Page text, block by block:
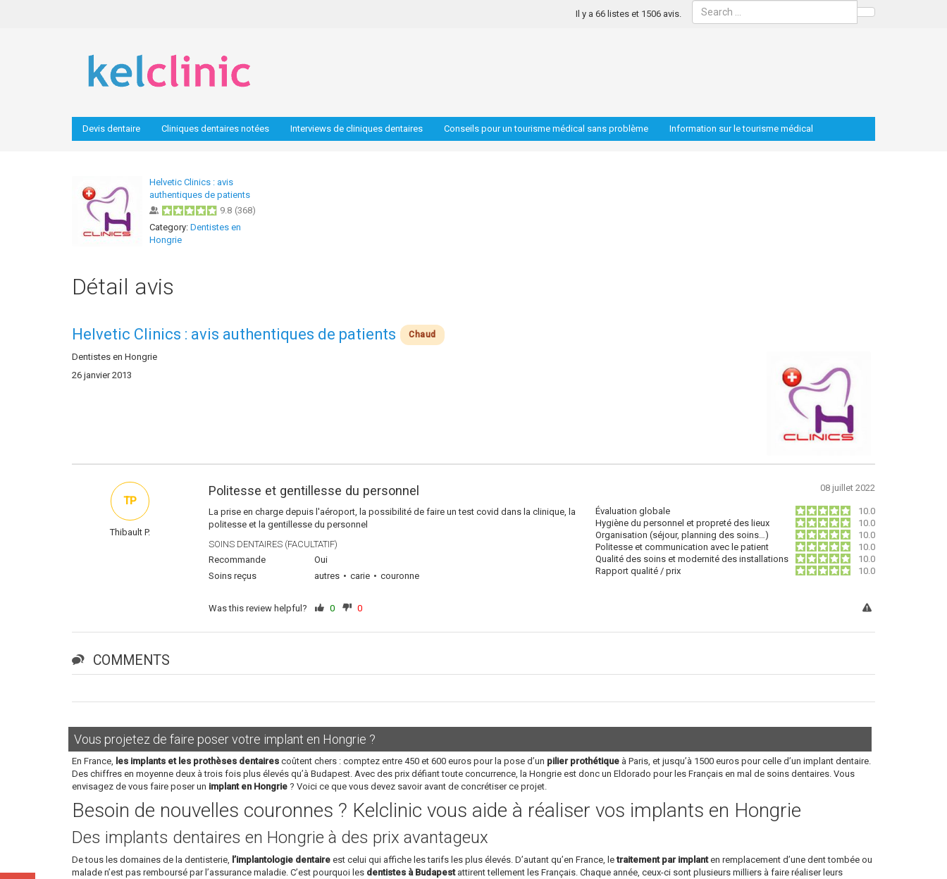
Search
Il y a 66 listes et 1506 avis.
Devis dentaire Cliniques dentaires notées Interviews de cliniques dentaires Conseils pour un tourisme médical sans problème Information sur le tourisme médical
Helvetic Clinics : avis
authentiques de patients
9.8 (368)
Category: Dentistes en
Hongrie
Détail avis
Helvetic Clinics : avis authentiques de patients Chaud
Dentistes en Hongrie
26 janvier 2013
Politesse et gentillesse du personnel 08 juillet 2022
Évaluation globale
10.0
Hygiène du personnel et propreté des lieux
10.0
Organisation (séjour, planning des soins…)
10.0
Politesse et communication avec le patient
10.0
Qualité des soins et modernité des installations
10.0
Rapport qualité / prix
10.0
La prise en charge depuis l'aéroport, la possibilité de faire un test covid dans la clinique, la
politesse et la gentillesse du personnel
SOINS DENTAIRES (FACULTATIF)
Recommande
Oui
Soins reçus
autres carie couronne
TP
Thibault P.
Was this review helpful? 0 0
COMMENTS
Vous projetez de faire poser votre implant en Hongrie ?
En France, les implants et les prothèses dentaires coûtent chers : comptez entre 450 et 600 euros pour la pose d’un pilier prothétique à Paris, et jusqu’à 1500 euros pour celle d’un implant dentaire.
Des chiffres en moyenne deux à trois fois plus élevés qu’à Budapest. Avec des prix défiant toute concurrence, la Hongrie est donc un Eldorado pour les Français en mal de soins dentaires. Vous
envisagez de vous faire poser un implant en Hongrie ? Voici ce que vous devez savoir avant de concrétiser ce projet.
Besoin de nouvelles couronnes ? Kelclinic vous aide à réaliser vos implants en Hongrie
Des implants dentaires en Hongrie à des prix avantageux
De tous les domaines de la dentisterie, l’implantologie dentaire est celui qui affiche les tarifs les plus élevés. D’autant qu’en France, letraitement par implanten remplacement d’une dent tombée ou
malade n’est pas remboursé par l’assurance maladie. C’est pourquoi les dentistes à Budapestattirent tellement les Français. Chaque année, ceux-ci sont plusieurs milliers à faire réaliser leurs